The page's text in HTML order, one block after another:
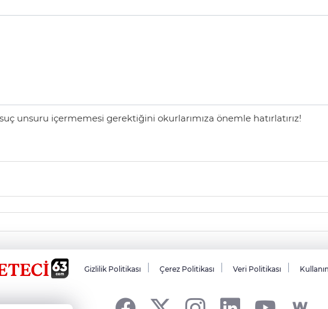
unsuru içermemesi gerektiğini okurlarımıza önemle hatırlatırız!
Gizlilik Politikası Çerez Politikası Veri Politikası